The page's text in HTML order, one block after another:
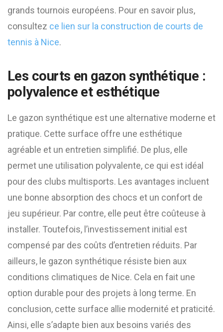
grands tournois européens. Pour en savoir plus,
consultez ce lien sur la construction de courts de
tennis à Nice.
Les courts en gazon synthétique :
polyvalence et esthétique
Le gazon synthétique est une alternative moderne et
pratique. Cette surface offre une esthétique
agréable et un entretien simplifié. De plus, elle
permet une utilisation polyvalente, ce qui est idéal
pour des clubs multisports. Les avantages incluent
une bonne absorption des chocs et un confort de
jeu supérieur. Par contre, elle peut être coûteuse à
installer. Toutefois, l’investissement initial est
compensé par des coûts d’entretien réduits. Par
ailleurs, le gazon synthétique résiste bien aux
conditions climatiques de Nice. Cela en fait une
option durable pour des projets à long terme. En
conclusion, cette surface allie modernité et praticité.
Ainsi, elle s’adapte bien aux besoins variés des